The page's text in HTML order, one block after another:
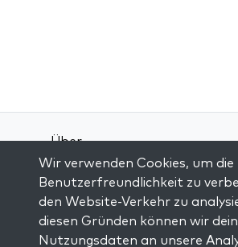
Über
Kontakt
Datenschutz-Bestimmungen
Wir verwenden Cookies, um die
Benutzerfreundlichkeit zu
den Website-Verkehr zu
diesen Gründen können wir
Nutzungsdaten an unsere